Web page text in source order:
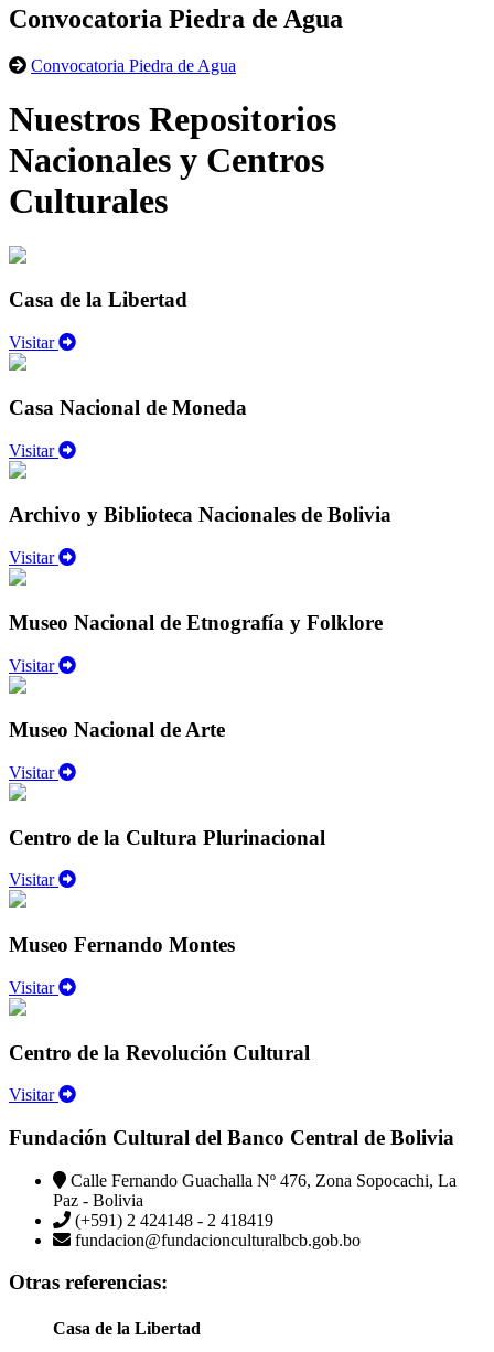
Convocatoria Piedra de Agua
Convocatoria Piedra de Agua
Nuestros Repositorios
Nacionales y Centros
Culturales
Casa de la Libertad
Visitar
Casa Nacional de Moneda
Visitar
Archivo y Biblioteca Nacionales de Bolivia
Visitar
Museo Nacional de Etnografía y Folklore
Visitar
Museo Nacional de Arte
Visitar
Centro de la Cultura Plurinacional
Visitar
Museo Fernando Montes
Visitar
Centro de la Revolución Cultural
Visitar
Fundación Cultural del Banco Central de Bolivia
Calle Fernando Guachalla Nº 476, Zona Sopocachi, La
Paz - Bolivia
(+591) 2 424148 - 2 418419
fundacion@fundacionculturalbcb.gob.bo
Otras referencias:
Casa de la Libertad